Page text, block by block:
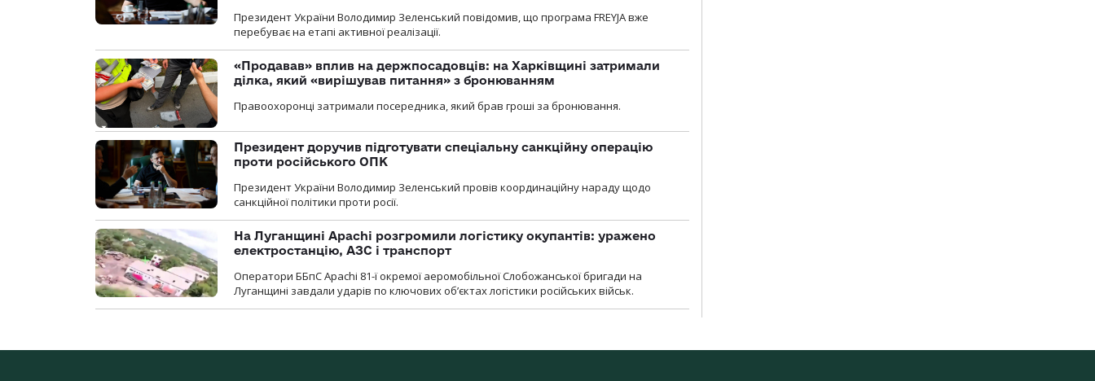
Президент України Володимир Зеленський повідомив, що програма FREYJA вже
перебуває на етапі активної реалізації.
«Продавав» вплив на держпосадовців: на Харківщині затримали
ділка, який «вирішував питання» з бронюванням
Правоохоронці затримали посередника, який брав гроші за бронювання.
Президент доручив підготувати спеціальну санкційну операцію
проти російського ОПК
Президент України Володимир Зеленський провів координаційну нараду щодо
санкційної політики проти росії.
На Луганщині Apachi розгромили логістику окупантів: уражено
електростанцію, АЗС і транспорт
Оператори ББпС Apachi 81-ї окремої аеромобільної Слобожанської бригади на
Луганщині завдали ударів по ключових об’єктах логістики російських військ.